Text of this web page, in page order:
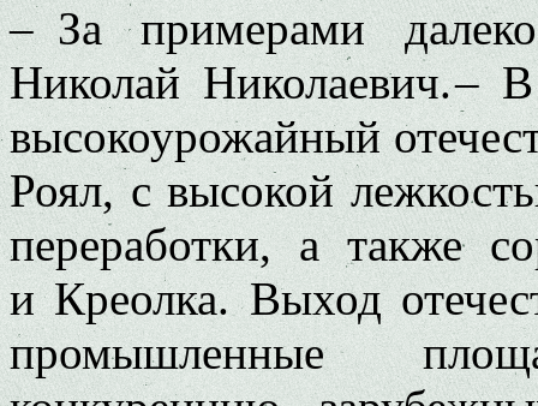
– За примерами
Николай Николаевич. –
высокоурожайный
Роял, с высокой
переработки, а также
и Креолка. Выход
промышленные